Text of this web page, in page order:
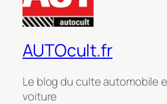
AUTOcult.fr
Le blog du culte automobile
voiture